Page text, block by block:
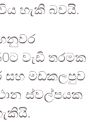
හැකි බවයි.
වැඩි තරමක
සහ මඩකලපුව
ස්වල්පයක